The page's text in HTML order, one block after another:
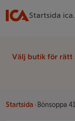
Startsida
Välj butik för rätt
Startsida Bönsoppa